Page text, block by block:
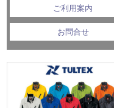
ご利用案内
お問合せ